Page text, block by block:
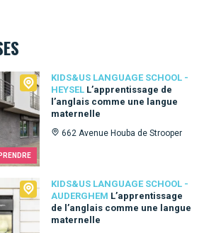
KIDS&US LANGUAGE SCHOOL -
HEYSEL L’apprentissage de
l’anglais comme une langue
maternelle
662 Avenue Houba de Strooper
- Heysel
KIDS&US LANGUAGE SCHOOL -
AUDERGHEM L’apprentissage
de l’anglais comme une langue
maternelle
- Auderghem